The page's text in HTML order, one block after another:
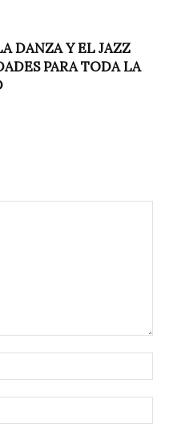
DANZA Y EL JAZZ
PARA TODA LA